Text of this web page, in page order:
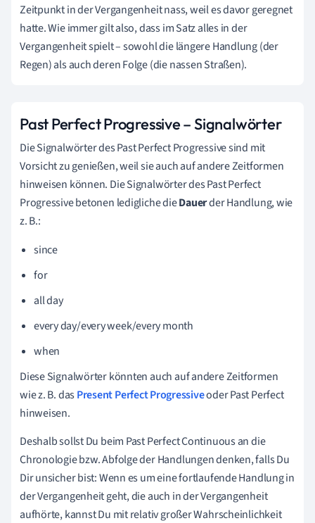
Zeitpunkt in der Vergangenheit nass, weil es davor geregnet
hatte. Wie immer gilt also, dass im Satz alles in der
Vergangenheit spielt – sowohl die längere Handlung (der
Regen) als auch deren Folge (die nassen Straßen).
Past Perfect Progressive – Signalwörter
Die Signalwörter des Past Perfect Progressive sind mit
Vorsicht zu genießen, weil sie auch auf andere Zeitformen
hinweisen können. Die Signalwörter des Past Perfect
Progressive betonen ledigliche dieDauerder Handlung, wie
z. B.:
since
for
all day
every day/every week/every month
when
Diese Signalwörter könnten auch auf andere Zeitformen
wie z. B. dasPresent Perfect Progressiveoder Past Perfect
hinweisen.
Deshalb sollst Du beim Past Perfect Continuous an die
Chronologie bzw. Abfolge der Handlungen denken, falls Du
Dir unsicher bist: Wenn es um eine fortlaufende Handlung in
der Vergangenheit geht, die auch in der Vergangenheit
aufhörte, kannst Du mit relativ großer Wahrscheinlichkeit